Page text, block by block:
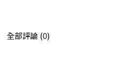
全部評論 (0)